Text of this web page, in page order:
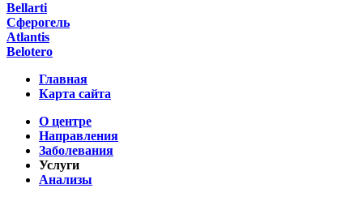
Bellarti
Сферогель
Atlantis
Belotero
Главная
Карта сайта
О центре
Направления
Заболевания
Услуги
Анализы